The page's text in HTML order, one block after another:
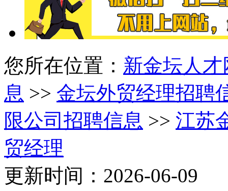
您所在位置： 新金坛人才
息 >> 金坛外贸经理招聘
限公司招聘信息 >> 江苏
贸经理
更新时间：2026-06-09